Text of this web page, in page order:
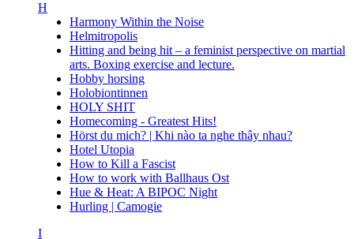
H
Harmony Within the Noise
Helmitropolis
Hitting and being hit – a feminist perspective on martial
arts. Boxing exercise and lecture.
Hobby horsing
Holobiontinnen
HOLY SHIT
Homecoming - Greatest Hits!
Hörst du mich? | Khi nào ta nghe thây nhau?
Hotel Utopia
How to Kill a Fascist
How to work with Ballhaus Ost
Hue & Heat: A BIPOC Night
Hurling | Camogie
I